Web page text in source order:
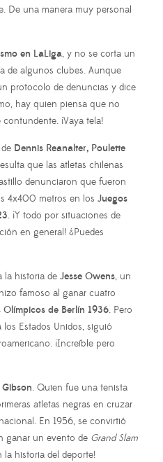
De una manera muy personal
en LaLiga, y no se corta un
de algunos clubes. Aunque
protocolo de denuncias y dice
hay quien piensa que no
¡Vaya tela!
Dennis Reanalter, Poulette
que las atletas chilenas
denunciaron que fueron
4x400 metros en los Juegos
. ¡Y todo por situaciones de
en general! ¿Puedes
la historia de Jesse Owens, un
famoso al ganar cuatro
Olímpicos de Berlín 1936. Pero
Estados Unidos, siguió
¡Increíble pero
. Quien fue una tenista
atletas negras en cruzar
En 1956, se convirtió
ganar un evento de Grand Slam
la historia del deporte!